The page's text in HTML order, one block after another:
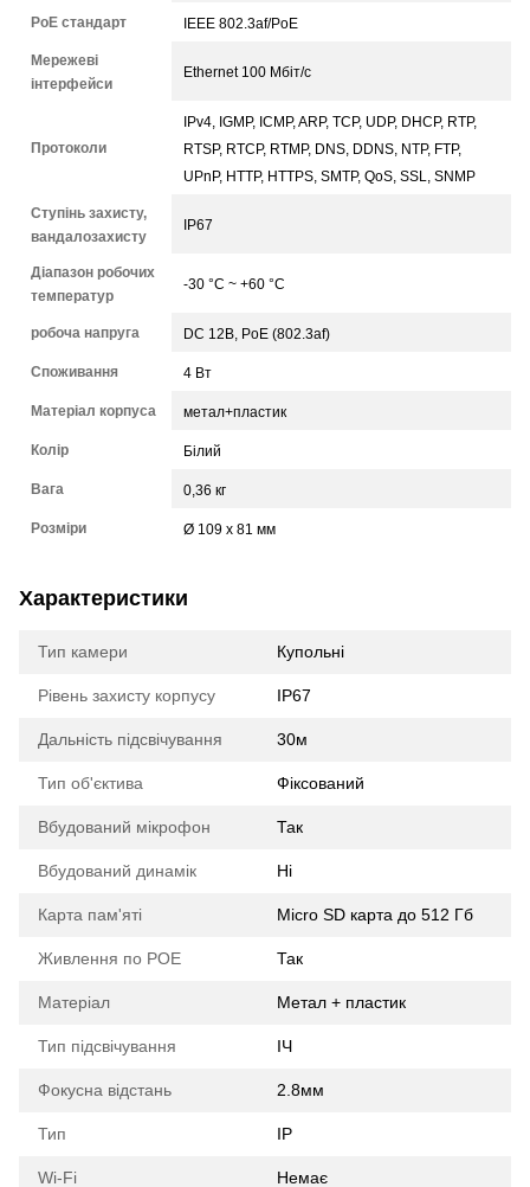
PoE стандарт IEEE 802.3af/PoE
Мережеві
інтерфейси
Ethernet 100 Мбіт/с
Протоколи
IPv4, IGMP, ICMP, ARP, TCP, UDP, DHCP, RTP,
RTSP, RTCP, RTMP, DNS, DDNS, NTP, FTP,
UPnP, HTTP, HTTPS, SMTP, QoS, SSL, SNMP
Ступінь захисту,
вандалозахисту
IP67
Діапазон робочих
температур
-30 °С ~ +60 °С
робоча напруга DC 12В, PoE (802.3af)
Споживання 4 Вт
Матеріал корпуса метал+пластик
Колір Білий
Вага 0,36 кг
Розміри Ø 109 x 81 мм
Характеристики
Тип камери Купольні
Рівень захисту корпусу IP67
Дальність підсвічування 30м
Тип об'єктива Фіксований
Вбудований мікрофон Так
Вбудований динамік Ні
Карта пам'яті Micro SD карта до 512 Гб
Живлення по POE Так
Матеріал Метал + пластик
Тип підсвічування ІЧ
Фокусна відстань 2.8мм
Тип IP
Wi-Fi Немає